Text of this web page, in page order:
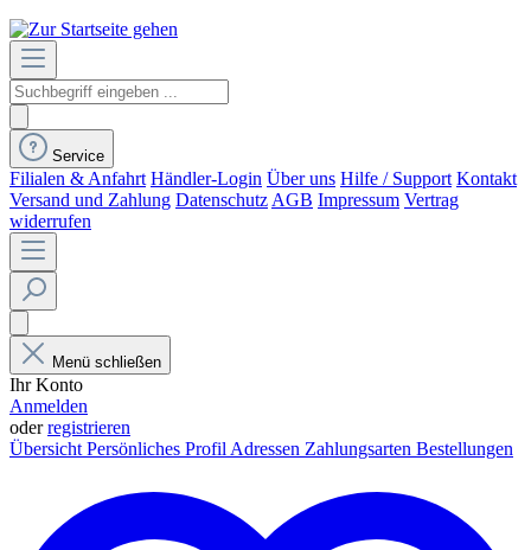
Service
Filialen & Anfahrt Händler-Login Über uns Hilfe / Support Kontakt
Versand und Zahlung Datenschutz AGB Impressum Vertrag
widerrufen
Menü schließen
Ihr Konto
Anmelden
oderregistrieren
Übersicht Persönliches Profil Adressen Zahlungsarten Bestellungen